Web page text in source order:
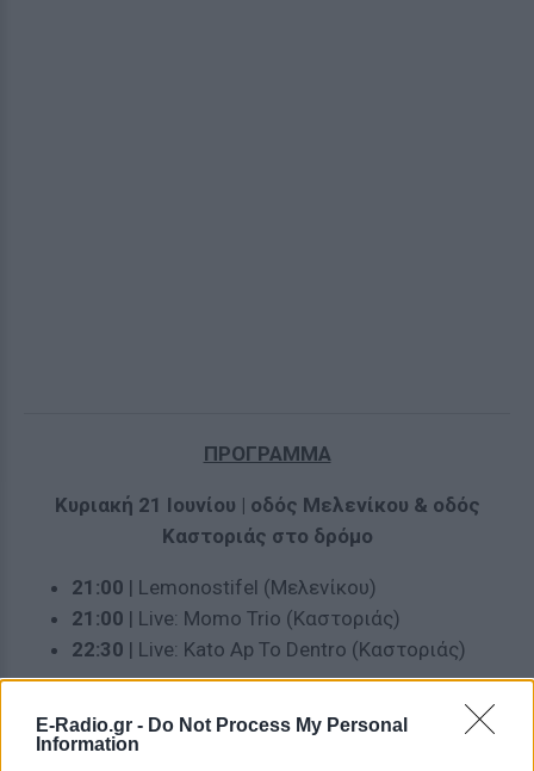
E-Radio.gr - Do Not Process My Personal
Information
ΠΡΟΓΡΑΜΜΑ
Κυριακή 21 Ιουνίου | οδός Μελενίκου & οδός
Καστοριάς στο δρόμο
21:00 | Lemonostifel (Μελενίκου)
21:00 | Live: Momo Trio (Καστοριάς)
22:30 | Live: Kato Ap To Dentro (Καστοριάς)